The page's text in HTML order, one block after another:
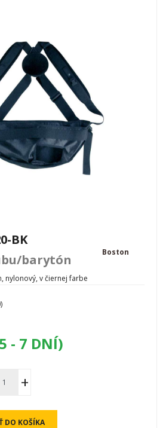
BK
barytón
Boston
nylonový, v čiernej farbe
- 7 DNÍ)
DO KOŠÍKA